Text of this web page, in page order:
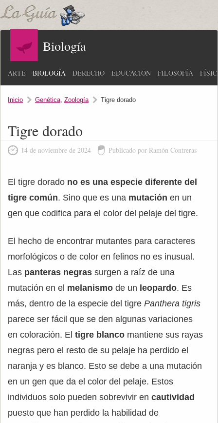
Biología
ARTE BIOLOGÍA DERECHO EDUCACIÓN FILOSOFÍA
Inicio Genética, Zoología Tigre dorado
Tigre dorado
14 de noviembre de 2024 Publicado por Ramón Contreras
El tigre dorado no es una especie diferente del
tigre común. Sino que es una mutación en un
gen que codifica para el color del pelaje del tigre.
El hecho de encontrar mutantes para caracteres
morfológicos o de color en felinos no es inusual.
Las panteras negras surgen a raíz de una
mutación en el melanismo de un leopardo. Es
más, dentro de la especie del tigre Panthera tigris
parece ser fácil que se den algunas variaciones
en coloración. El tigre blanco mantiene sus rayas
negras pero el resto de su pelaje ha perdido el
naranja y es blanco. Esto se debe a una mutación
en un gen que da el color del pelaje. Estos
individuos solo pueden sobrevivir en cautividad
puesto que han perdido la habilidad de